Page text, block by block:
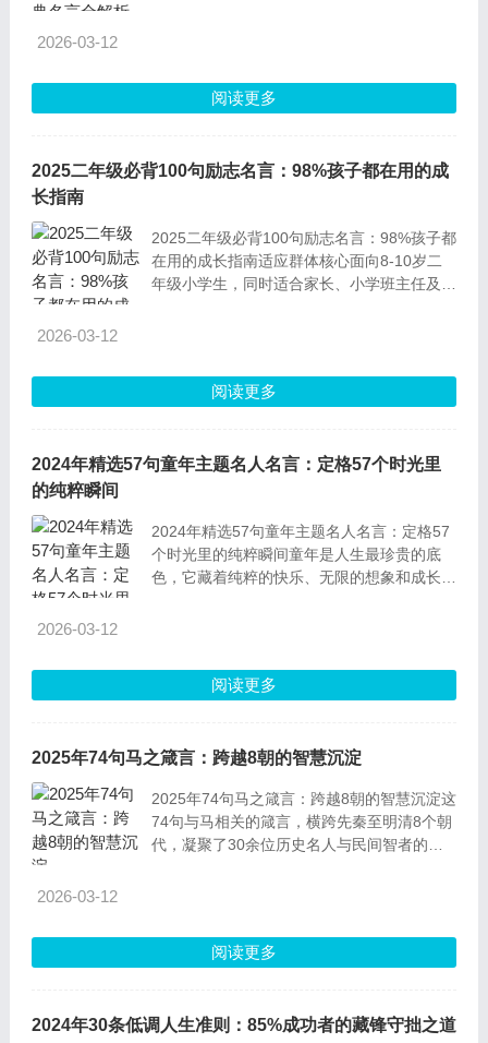
谛，搭配详细解析与实用启发，帮你真正读懂
感恩的力量。适
2026-03-12
阅读更多
2025二年级必背100句励志名言：98%孩子都在用的成
长指南
2025二年级必背100句励志名言：98%孩子都
在用的成长指南适应群体核心面向8-10岁二
年级小学生，同时适合家长、小学班主任及课
言聚焦志向、勤奋、坚持三大核心主题，90%
2026-03-12
阅读更多
2024年精选57句童年主题名人名言：定格57个时光里
的纯粹瞬间
2024年精选57句童年主题名人名言：定格57
个时光里的纯粹瞬间童年是人生最珍贵的底
色，它藏着纯粹的快乐、无限的想象和成长的
读懂背后的深意与现实价值。1.只有在回忆里
2026-03-12
阅读更多
2025年74句马之箴言：跨越8朝的智慧沉淀
2025年74句马之箴言：跨越8朝的智慧沉淀这
74句与马相关的箴言，横跨先秦至明清8个朝
代，凝聚了30余位历史名人与民间智者的生
普通人提供切实指引。1.人
2026-03-12
阅读更多
2024年30条低调人生准则：85%成功者的藏锋守拙之道